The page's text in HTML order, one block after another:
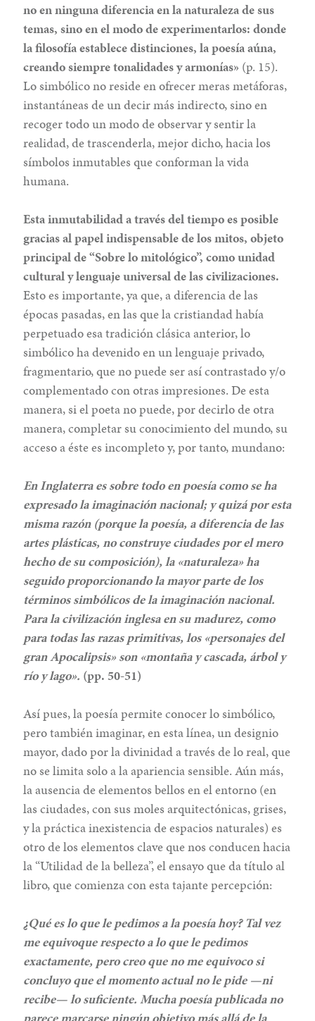
no en ninguna diferencia en la naturaleza de sus
temas, sino en el modo de experimentarlos: donde
la filosofía establece distinciones, la poesía aúna,
creando siempre tonalidades y armonías» (p. 15).
Lo simbólico no reside en ofrecer meras metáforas,
instantáneas de un decir más indirecto, sino en
recoger todo un modo de observar y sentir la
realidad, de trascenderla, mejor dicho, hacia los
símbolos inmutables que conforman la vida
humana.
Esta inmutabilidad a través del tiempo es posible
gracias al papel indispensable de los mitos, objeto
principal de “Sobre lo mitológico”, como unidad
cultural y lenguaje universal de las civilizaciones.
Esto es importante, ya que, a diferencia de las
épocas pasadas, en las que la cristiandad había
perpetuado esa tradición clásica anterior, lo
simbólico ha devenido en un lenguaje privado,
fragmentario, que no puede ser así contrastado y/o
complementado con otras impresiones. De esta
manera, si el poeta no puede, por decirlo de otra
manera, completar su conocimiento del mundo, su
acceso a éste es incompleto y, por tanto, mundano:
En Inglaterra es sobre todo en poesía como se ha
expresado la imaginación nacional; y quizá por esta
misma razón (porque la poesía, a diferencia de las
artes plásticas, no construye ciudades por el mero
hecho de su composición), la «naturaleza» ha
seguido proporcionando la mayor parte de los
términos simbólicos de la imaginación nacional.
Para la civilización inglesa en su madurez, como
para todas las razas primitivas, los «personajes del
gran Apocalipsis» son «montaña y cascada, árbol y
río y lago». (pp. 50-51)
Así pues, la poesía permite conocer lo simbólico,
pero también imaginar, en esta línea, un designio
mayor, dado por la divinidad a través de lo real, que
no se limita solo a la apariencia sensible. Aún más,
la ausencia de elementos bellos en el entorno (en
las ciudades, con sus moles arquitectónicas, grises,
y la práctica inexistencia de espacios naturales) es
otro de los elementos clave que nos conducen hacia
la “Utilidad de la belleza”, el ensayo que da título al
libro, que comienza con esta tajante percepción:
¿Qué es lo que le pedimos a la poesía hoy? Tal vez
me equivoque respecto a lo que le pedimos
exactamente, pero creo que no me equivoco si
concluyo que el momento actual no le pide —ni
recibe— lo suficiente. Mucha poesía publicada no